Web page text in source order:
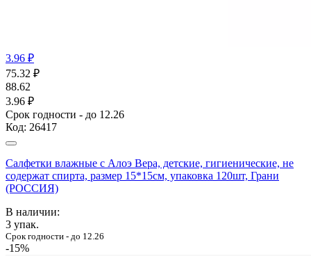
3.96 ₽
75.32 ₽
88.62
3.96 ₽
Срок годности - до 12.26
Код: 26417
Салфетки влажные с Алоэ Вера, детские, гигиенические, не
содержат спирта, размер 15*15см, упаковка 120шт, Грани
(РОССИЯ)
В наличии:
3 упак.
Срок годности - до 12.26
-15%